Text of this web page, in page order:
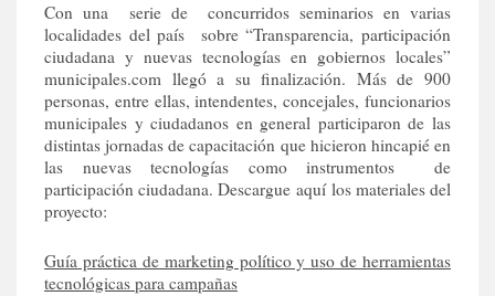
Con una serie de concurridos seminarios en varias
localidades del país sobre “Transparencia, participación
ciudadana y nuevas tecnologías en gobiernos locales”
municipales.com llegó a su finalización. Más de 900
personas, entre ellas, intendentes, concejales, funcionarios
municipales y ciudadanos en general participaron de las
distintas jornadas de capacitación que hicieron hincapié en
las nuevas tecnologías como instrumentos de
participación ciudadana. Descargue aquí los materiales del
proyecto:
Guía práctica de marketing político y uso de herramientas
tecnológicas para campañas